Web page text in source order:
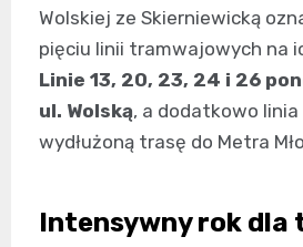
Wolskiej ze Skierniewicką
pięciu linii tramwajowych na
Linie 13, 20, 23, 24 i 26
ul. Wolską, a dodatkowo linia
wydłużoną trasę do Metra
Intensywny rok dla